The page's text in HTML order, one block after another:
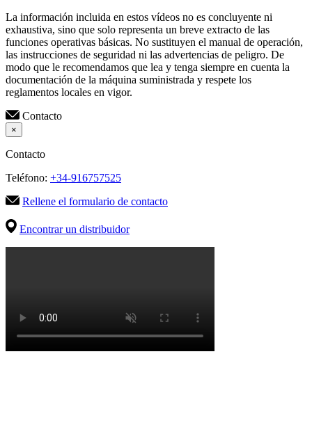
La información incluida en estos vídeos no es concluyente ni
exhaustiva, sino que solo representa un breve extracto de las
funciones operativas básicas. No sustituyen el manual de operación,
las instrucciones de seguridad ni las advertencias de peligro. De
modo que le recomendamos que lea y tenga siempre en cuenta la
documentación de la máquina suministrada y respete los
reglamentos locales en vigor.
Contacto
×
Contacto
Teléfono: +34-916757525
Rellene el formulario de contacto
Encontrar un distribuidor